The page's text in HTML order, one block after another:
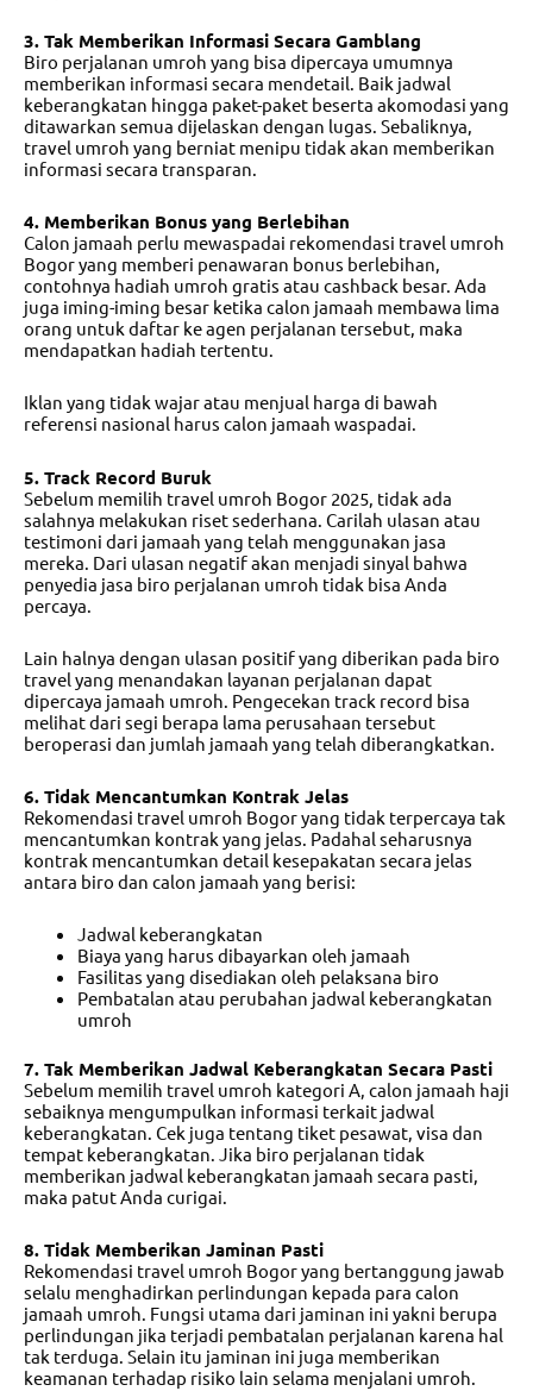
3. Tak Memberikan Informasi Secara Gamblang
Biro perjalanan umroh yang bisa dipercaya umumnya
memberikan informasi secara mendetail. Baik jadwal
keberangkatan hingga paket-paket beserta akomodasi yang
ditawarkan semua dijelaskan dengan lugas. Sebaliknya,
travel umroh yang berniat menipu tidak akan memberikan
informasi secara transparan.
4. Memberikan Bonus yang Berlebihan
Calon jamaah perlu mewaspadai rekomendasi travel umroh
Bogoryang memberi penawaran bonus berlebihan,
contohnya hadiah umroh gratis atau cashback besar. Ada
juga iming-iming besar ketika calon jamaah membawa lima
orang untuk daftar ke agen perjalanan tersebut, maka
mendapatkan hadiah tertentu.
Iklan yang tidak wajar atau menjual harga di bawah
referensi nasional harus calon jamaah waspadai.
5. Track Record Buruk
Sebelum memilih travel umroh Bogor 2025 , tidak ada
salahnya melakukan riset sederhana. Carilah ulasan atau
testimoni dari jamaah yang telah menggunakan jasa
mereka. Dari ulasan negatif akan menjadi sinyal bahwa
penyedia jasa biro perjalanan umroh tidak bisa Anda
percaya.
Lain halnya dengan ulasan positif yang diberikan pada biro
travel yang menandakan layanan perjalanan dapat
dipercaya jamaah umroh. Pengecekan track record bisa
melihat dari segi berapa lama perusahaan tersebut
beroperasi dan jumlah jamaah yang telah diberangkatkan.
6. Tidak Mencantumkan Kontrak Jelas
Rekomendasi travel umroh Bogoryang tidak terpercaya tak
mencantumkan kontrak yang jelas. Padahal seharusnya
kontrak mencantumkan detail kesepakatan secara jelas
antara biro dan calon jamaah yang berisi:
Jadwal keberangkatan
Biaya yang harus dibayarkan oleh jamaah
Fasilitas yang disediakan oleh pelaksana biro
Pembatalan atau perubahan jadwal keberangkatan
umroh
7. Tak Memberikan Jadwal Keberangkatan Secara Pasti
Sebelum memilih travel umroh kategori A, calon jamaah haji
sebaiknya mengumpulkan informasi terkait jadwal
keberangkatan. Cek juga tentang tiket pesawat, visa dan
tempat keberangkatan. Jika biro perjalanan tidak
memberikan jadwal keberangkatan jamaah secara pasti,
maka patut Anda curigai.
8. Tidak Memberikan Jaminan Pasti
Rekomendasi travel umroh Bogoryang bertanggung jawab
selalu menghadirkan perlindungan kepada para calon
jamaah umroh. Fungsi utama dari jaminan ini yakni berupa
perlindungan jika terjadi pembatalan perjalanan karena hal
tak terduga. Selain itu jaminan ini juga memberikan
keamanan terhadap risiko lain selama menjalani umroh.